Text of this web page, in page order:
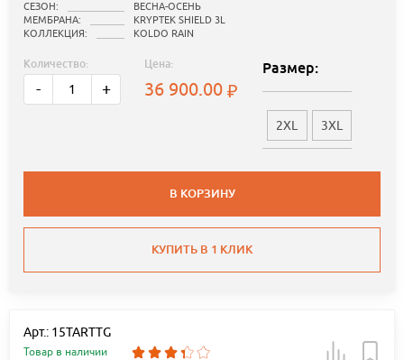
СЕЗОН:
ВЕСНА-ОСЕНЬ
МЕМБРАНА:
KRYPTEK SHIELD 3L
КОЛЛЕКЦИЯ:
KOLDO RAIN
Количество:
- +
Цена:
36 900.00
Размер:
2XL 3XL
В КОРЗИНУ
КУПИТЬ В 1 КЛИК
Арт.: 15TARTTG
Товар в наличии